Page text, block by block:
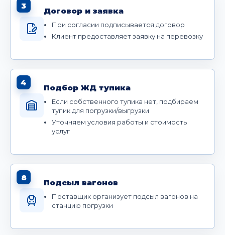
3
Договор и заявка
При согласии подписывается договор
Клиент предоставляет заявку на перевозку
4
Подбор ЖД тупика
Если собственного тупика нет, подбираем
тупик для погрузки/выгрузки
Уточняем условия работы и стоимость
услуг
8
Подсыл вагонов
Поставщик организует подсыл вагонов на
станцию погрузки